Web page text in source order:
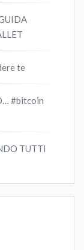
te
#bitcoin
TUTTI